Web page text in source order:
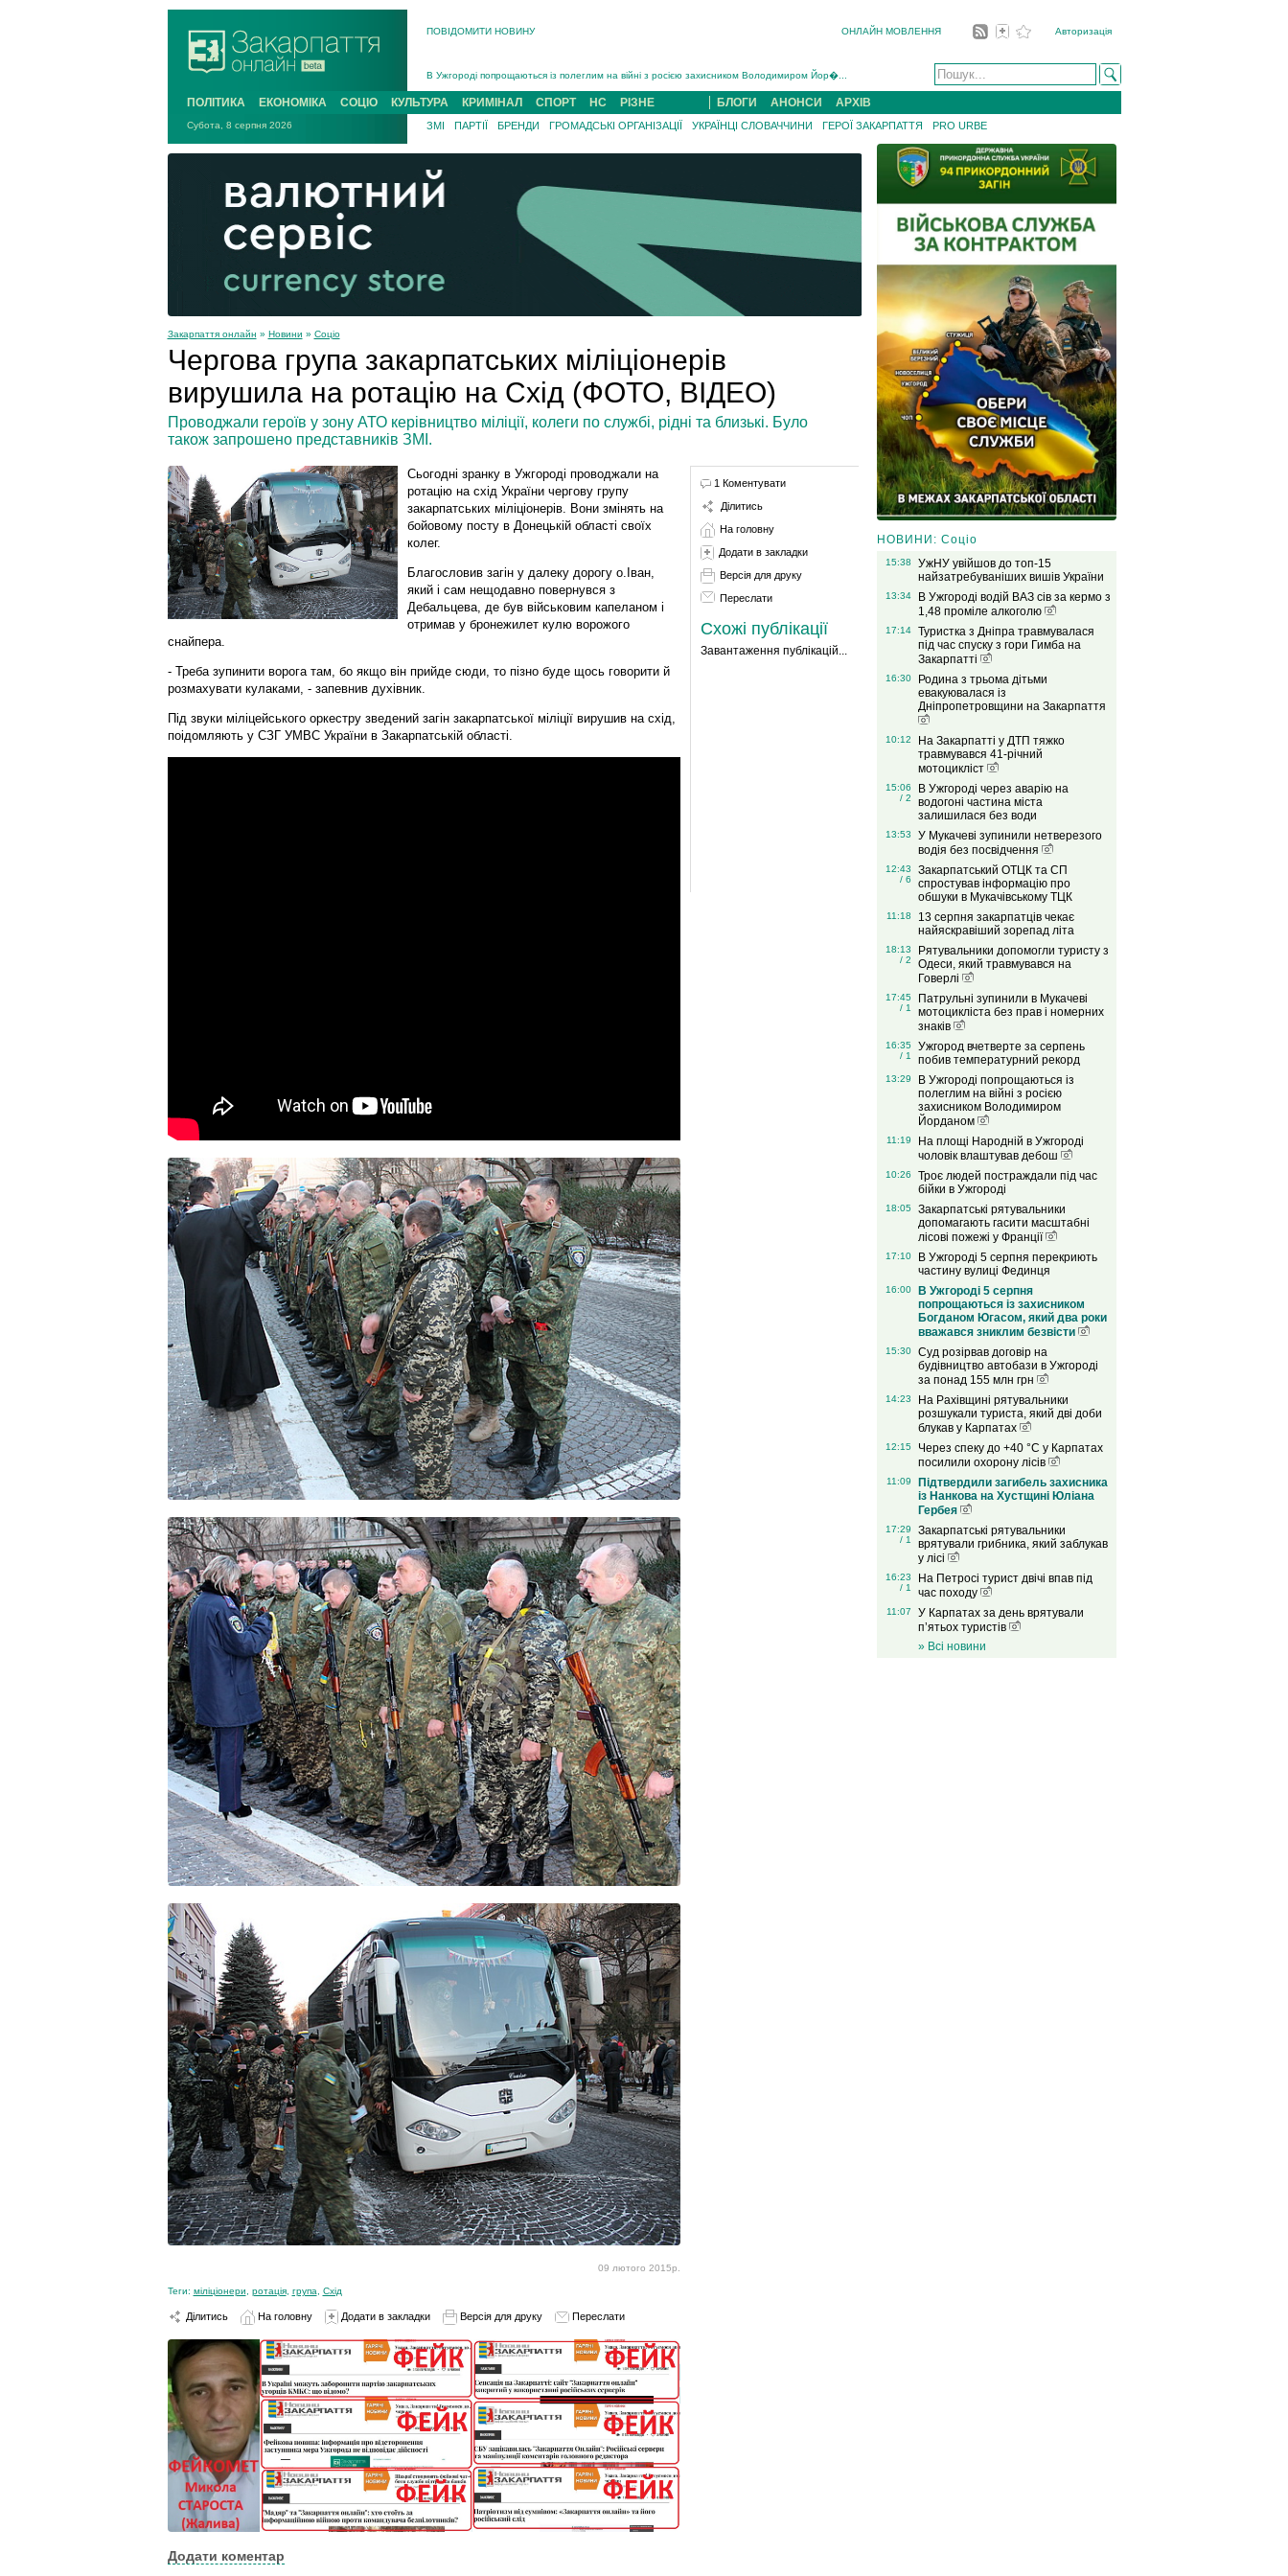
ПОВІДОМИТИ НОВИНУ ОНЛАЙН МОВЛЕННЯ Авторизація
В Ужгороді попрощаються із полеглим на війні з росією захисником Володимиром Йор�...
В Ужгороді 5 серпня попрощаються із захисником Богданом Югасом, який два роки �...
Підтвердили загибель захисника із Нанкова на Хустщині Юліана Гербея (ФОТО)[/gree...
На війні з рф поліг військовий з Виноградова Ігнат Роздяловський (ФОТО)...
На Хустщині внаслідок ДТП за участі трьох авто постраждали 13 людей (ФОТО)...
Інструктора районного ТЦК на Закарпатті судитимуть за обвинувачен...
ПОЛІТИКА ЕКОНОМІКА СОЦІО КУЛЬТУРА КРИМІНАЛ СПОРТ НС РІЗНЕ БЛОГИ АНОНСИ АРХІВ
Субота, 8 серпня 2026 ЗМІ ПАРТІЇ БРЕНДИ ГРОМАДСЬКІ ОРГАНІЗАЦІЇ УКРАЇНЦІ СЛОВАЧЧИНИ ГЕРОЇ ЗАКАРПАТТЯ PRO URBE
Закарпаття онлайн » Новини » Соціо
Чергова група закарпатських міліціонерів
вирушила на ротацію на Схід (ФОТО, ВІДЕО)
Проводжали героїв у зону АТО керівництво міліції, колеги по службі, рідні та близькі. Було
також запрошено представників ЗМІ.
​Сьогодні зранку в Ужгороді проводжали на
ротацію на схід України чергову групу
закарпатських міліціонерів. Вони змінять на
бойовому посту в Донецькій області своїх
колег.
Благословив загін у далеку дорогу о.Іван,
який і сам нещодавно повернувся з
Дебальцева, де був військовим капеланом і
отримав у бронежилет кулю ворожого
снайпера.
- Треба зупинити ворога там, бо якщо він прийде сюди, то пізно буде щось говорити й
розмахувати кулаками, - запевнив духівник.
Під звуки міліцейського оркестру зведений загін закарпатської міліції вирушив на схід,
поідомляють у СЗГ УМВС України в Закарпатській області.
09 лютого 2015р.
Теги: міліціонери ротація, група Схід
Ділитись На головну Додати в закладки Версія для друку Переслати
Додати коментар
1 Коментувати
Ділитись
На головну
Додати в закладки
Версія для друку
Переслати
Схожі публікації
Завантаження публікацій...
НОВИНИ: Соціо
15:38
УжНУ увійшов до топ-15
найзатребуваніших вишів України
13:34
В Ужгороді водій ВАЗ сів за кермо з
1,48 проміле алкоголю
17:14
Туристка з Дніпра травмувалася
під час спуску з гори Гимба на
Закарпатті
16:30
Родина з трьома дітьми
евакуювалася із
Дніпропетровщини на Закарпаття
10:12
На Закарпатті у ДТП тяжко
травмувався 41-річний
мотоцикліст
15:06
/ 2
В Ужгороді через аварію на
водогоні частина міста
залишилася без води
13:53
У Мукачеві зупинили нетверезого
водія без посвідчення
12:43
/ 6
Закарпатський ОТЦК та СП
спростував інформацію про
обшуки в Мукачівському ТЦК
11:18
13 серпня закарпатців чекає
найяскравіший зорепад літа
18:13
/ 2
Рятувальники допомогли туристу з
Одеси, який травмувався на
Говерлі
17:45
/ 1
Патрульні зупинили в Мукачеві
мотоцикліста без прав і номерних
знаків
16:35
/ 1
Ужгород вчетверте за серпень
побив температурний рекорд
13:29
В Ужгороді попрощаються із
полеглим на війні з росією
захисником Володимиром
Йорданом
11:19
На площі Народній в Ужгороді
чоловік влаштував дебош
10:26
Троє людей постраждали під час
бійки в Ужгороді
18:05
Закарпатські рятувальники
допомагають гасити масштабні
лісові пожежі у Франції
17:10
В Ужгороді 5 серпня перекриють
частину вулиці Фединця
16:00
В Ужгороді 5 серпня
попрощаються із захисником
Богданом Югасом, який два роки
вважався зниклим безвісти
15:30
Суд розірвав договір на
будівництво автобази в Ужгороді
за понад 155 млн грн
14:23
На Рахівщині рятувальники
розшукали туриста, який дві доби
блукав у Карпатах
12:15
Через спеку до +40 °C у Карпатах
посилили охорону лісів
11:09
Підтвердили загибель захисника
із Нанкова на Хустщині Юліана
Гербея
17:29
/ 1
Закарпатські рятувальники
врятували грибника, який заблукав
у лісі
16:23
/ 1
На Петросі турист двічі впав під
час походу
11:07
У Карпатах за день врятували
п’ятьох туристів
» Всі новини